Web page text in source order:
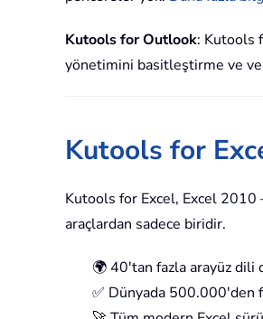
Kutools for Outlook: Kutools
yönetimini basitleştirme ve
Kutools for
Kutools for Excel, Excel 2010
araçlardan sadece biridir.
🌍 40'tan fazla arayüz dili
✅ Dünyada 500.000'den